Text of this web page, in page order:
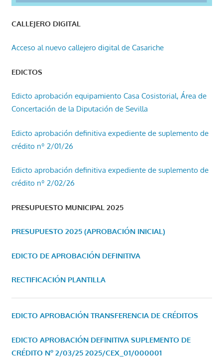
CALLEJERO DIGITAL
Acceso al nuevo callejero digital de Casariche
EDICTOS
Edicto aprobación equipamiento Casa Cosistorial, Área de
Concertación de la Diputación de Sevilla
Edicto aprobación definitiva expediente de suplemento de
crédito nº 2/01/26
Edicto aprobación definitiva expediente de suplemento de
crédito nº 2/02/26
PRESUPUESTO MUNICIPAL 2025
PRESUPUESTO 2025 (APROBACIÓN INICIAL)
EDICTO DE APROBACIÓN DEFINITIVA
RECTIFICACIÓN PLANTILLA
EDICTO APROBACIÓN TRANSFERENCIA DE CRÉDITOS
EDICTO APROBACIÓN DEFINITIVA SUPLEMENTO DE
CRÉDITO Nº 2/03/25 2025/CEX_01/000001